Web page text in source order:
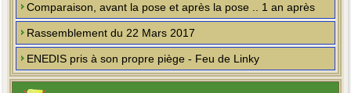
Comparaison, avant la pose et après la pose .. 1 an après
Rassemblement du 22 Mars 2017
ENEDIS pris à son propre piège - Feu de Linky